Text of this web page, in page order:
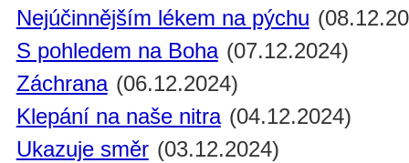
Nejúčinnějším lékem na pýchu
S pohledem na Boha (07.12.2024)
Záchrana (06.12.2024)
Klepání na naše nitra (04.12.2024)
Ukazuje směr (03.12.2024)